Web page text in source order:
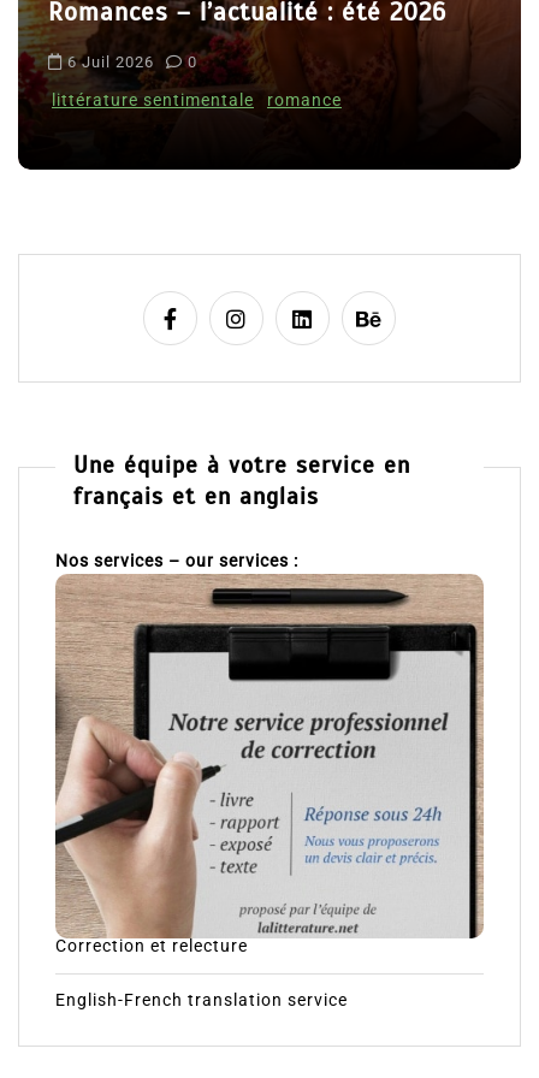
t
i
c
e
: été 2026
Le coupable n’est pas
Clara Delcourt
Une équipe à votre service en
français et en anglais
Nos services – our services :
Correction et relecture
English-French translation service